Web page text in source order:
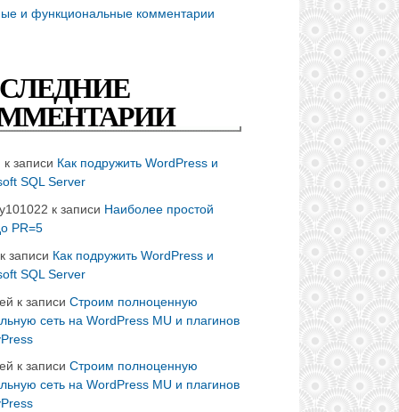
и функциональные комментарии
к записи Как подружить WordPress и
SQL Server
к записи Наиболее простой
PR=5
записи Как подружить WordPress и
SQL Server
к записи Строим полноценную
сеть на WordPress MU и плагинов
к записи Строим полноценную
сеть на WordPress MU и плагинов